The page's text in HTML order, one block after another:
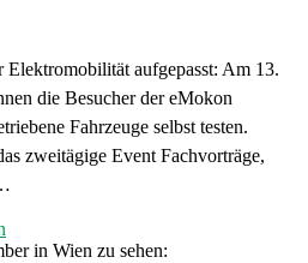
Elektromobilität aufgepasst: Am 13.
die Besucher der eMokon
Fahrzeuge selbst testen.
zweitägige Event Fachvorträge,
in Wien zu sehen: